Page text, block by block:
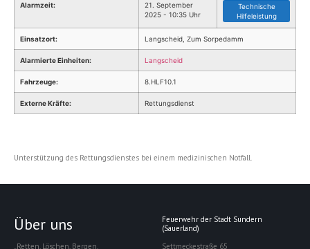
Alarmzeit:
21. September
2025 - 10:35 Uhr
Technische
Hilfeleistung
Einsatzort: Langscheid, Zum Sorpedamm
Alarmierte Einheiten: Langscheid
Fahrzeuge: 8.HLF10.1
Externe Kräfte: Rettungsdienst
Unterstützung des Rettungsdienstes bei einem medizinischen Notfall.
Über uns
„Retten. Löschen. Bergen.
Feuerwehr der Stadt Sundern
(Sauerland)
Settmeckestraße 65